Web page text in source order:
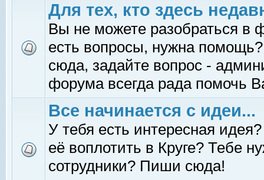
Для тех, кто здесь
Вы не можете разобраться в
есть вопросы, нужна помощь?
сюда, задайте вопрос -
форума всегда рада помочь
Все начинается с идеи...
У тебя есть интересная
её воплотить в Круге? Тебе
сотрудники? Пиши сюда!